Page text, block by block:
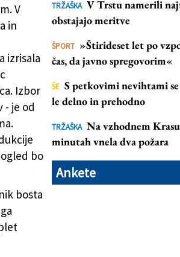
V
in
izrisala
Izbor
- je od
bo
bosta
TRŽAŠKA V Trstu namerili
obstajajo meritve
ŠPORT »Štirideset let po
čas, da javno spregovorim«
ŠE S petkovimi nevihtami
le delno in prehodno
TRŽAŠKA Na vzhodnem
minutah vnela dva požara
Ankete